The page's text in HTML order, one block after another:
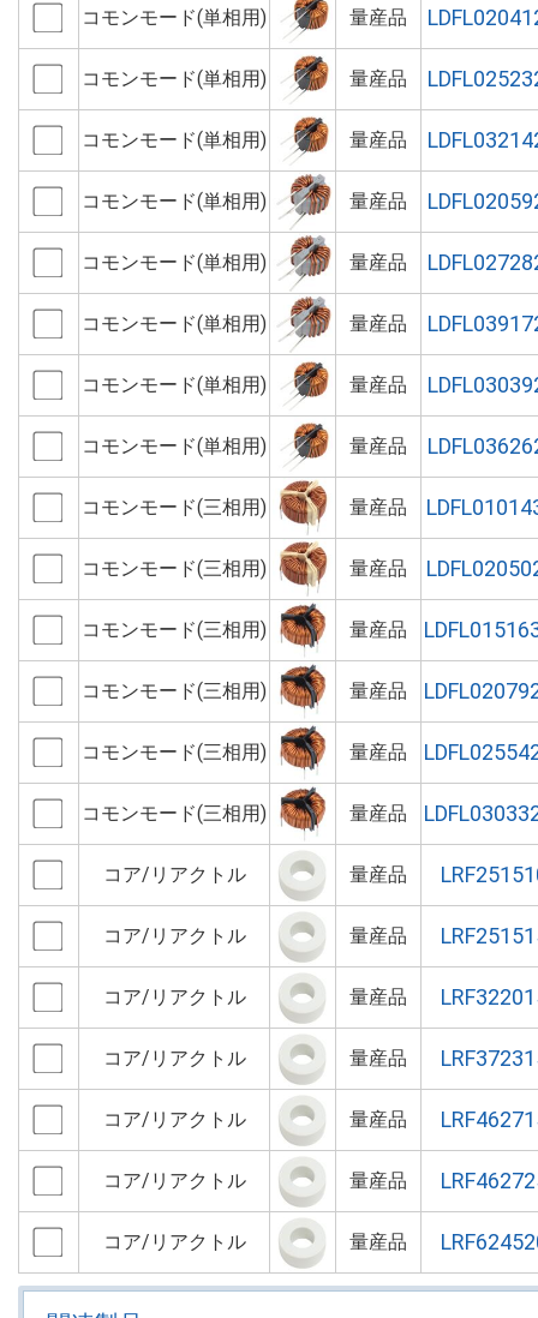
コモンモード(単相用) 量産品
コモンモード(単相用) 量産品
コモンモード(単相用) 量産品
コモンモード(単相用) 量産品
コモンモード(単相用) 量産品
コモンモード(単相用) 量産品
コモンモード(単相用) 量産品
コモンモード(単相用) 量産品
コモンモード(三相用) 量産品
コモンモード(三相用) 量産品
コモンモード(三相用) 量産品
コモンモード(三相用) 量産品
コモンモード(三相用) 量産品
コモンモード(三相用) 量産品
コア/リアクトル 量産品
コア/リアクトル 量産品
コア/リアクトル 量産品
コア/リアクトル 量産品
コア/リアクトル 量産品
コア/リアクトル 量産品
コア/リアクトル 量産品